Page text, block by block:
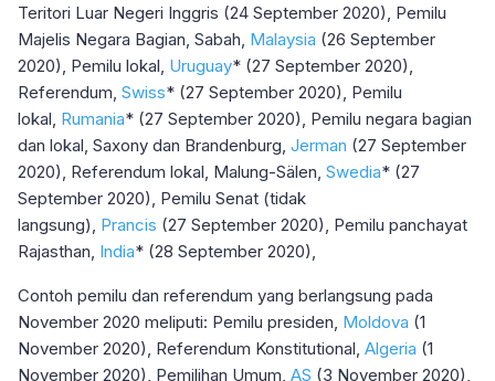
Teritori Luar Negeri Inggris (24 September 2020), Pemilu
Majelis Negara Bagian, Sabah, Malaysia (26 September
2020), Pemilu lokal, Uruguay* (27 September 2020),
Referendum, Swiss* (27 September 2020), Pemilu
lokal, Rumania* (27 September 2020), Pemilu negara bagian
dan lokal, Saxony dan Brandenburg, Jerman (27 September
2020), Referendum lokal, Malung-Sälen, Swedia* (27
September 2020), Pemilu Senat (tidak
langsung), Prancis (27 September 2020), Pemilu panchayat
Rajasthan, India* (28 September 2020),
Contoh pemilu dan referendum yang berlangsung pada
November 2020 meliputi: Pemilu presiden, Moldova (1
November 2020), Referendum Konstitutional, Algeria (1
November 2020), Pemilihan Umum, AS (3 November 2020),